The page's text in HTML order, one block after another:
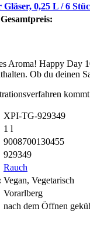
0,25 L / 6
Gesamtpreis:
Aroma! Happy Day
Ob du deinen
XPI-TG-929349
1 l
9008700130455
929349
Rauch
Vegan, Vegetarisch
Vorarlberg
nach dem Öffnen